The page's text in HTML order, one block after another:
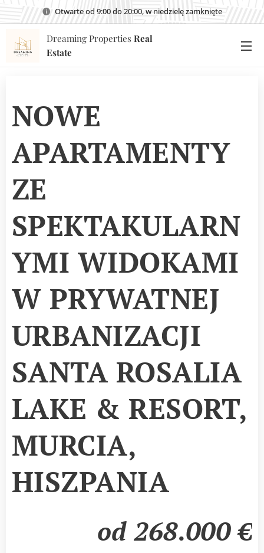
Otwarte od 9:00 do 20:00, w niedzielę zamknięte
Dreaming Properties Real
Estate
NOWE
APARTAMENTY
ZE
SPEKTAKULARN
YMI WIDOKAMI
W PRYWATNEJ
URBANIZACJI
SANTA ROSALIA
LAKE & RESORT,
MURCIA,
HISZPANIA
od 268.000 €